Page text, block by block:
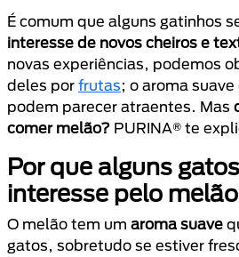
É comum que alguns gatinhos
interesse de novos cheiros e
novas experiências, podemos
deles por frutas; o aroma
podem parecer atraentes. Mas
comer melão? PURINA® te
Por que alguns
interesse pelo
O melão tem um aroma suave
gatos, sobretudo se estiver